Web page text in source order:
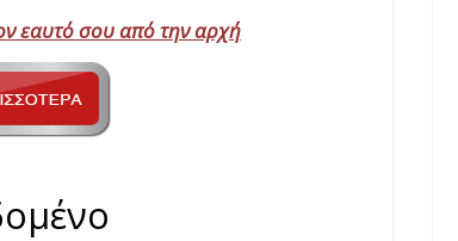
εαυτό σου από την αρχή